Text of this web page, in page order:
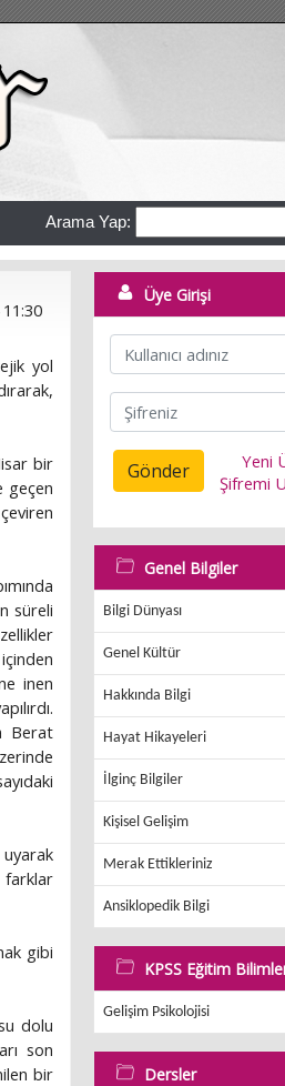
Arama Yap:
yol
bir
geçen
süreli
inen
Berat
farklar
gibi
dolu
son
bir
Üye Girişi
Gönder
Yeni
Şifremi
Genel Bilgiler
Bilgi Dünyası
Genel Kültür
Hakkında Bilgi
Hayat Hikayeleri
İlginç Bilgiler
Kişisel Gelişim
Merak Ettikleriniz
Ansiklopedik Bilgi
KPSS Eğitim
Gelişim Psikolojisi
Dersler